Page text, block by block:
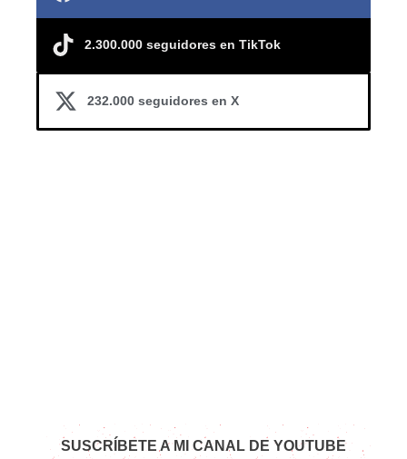
2.300.000 seguidores en TikTok
232.000 seguidores en X
SUSCRÍBETE A MI CANAL DE YOUTUBE